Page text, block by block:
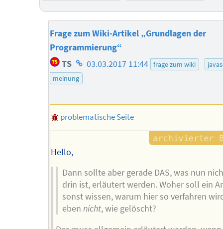
Frage zum Wiki-Artikel „Grundlagen der
Programmierung“
TS Homepage
des
03.03.2017 11:44 frage zum wiki
meinung
problematische Seite
Hello,
Dann sollte aber gerade DAS, was nun
drin ist, erläutert werden. Woher soll ein
sonst wissen, warum hier so verfahren
ebennicht, wie gelöscht?